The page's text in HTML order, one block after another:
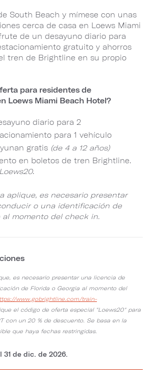
South Beach y mímese con unas
cerca de casa en Loews Miami
de un desayuno diario para
gratuito y ahorros
tren de Brightline en su propio
para residentes de
Loews Miami Beach Hotel?
diario para 2
para 1 vehículo
gratis (de 4 a 12 años)
en boletos de tren Brightline.
Loews20.
aplique, es necesario presentar
o una identificación de
al momento del check in.
es necesario presentar una licencia de
de Florida o Georgia al momento del
www.gobrightline.com/train-
el código de oferta especial "Loews20" para
con un 20 % de descuento. Se basa en la
que haya fechas restringidas.
de dic. de 2026.